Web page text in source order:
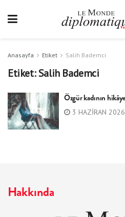
Anasayfa Etiket Salih Bademci
Etiket:Salih Bademci
Özgür kadının
3 HAZIRAN 2026
Hakkında